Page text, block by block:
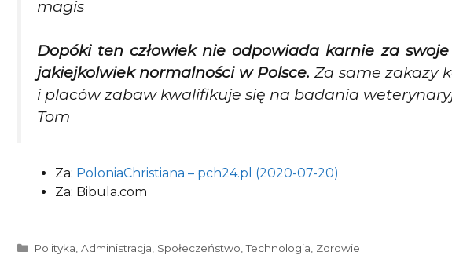
magis
Dopóki ten człowiek nie odpowiada karnie za
jakiejkolwiek normalności w Polsce. Za same zakazy
i placów zabaw kwalifikuje się na badania
Tom
Za: PoloniaChristiana – pch24.pl (2020-07-20)
Za: Bibula.com
Kategorie
Polityka ,Administracja Społeczeństwo ,Technologia Zdrowie